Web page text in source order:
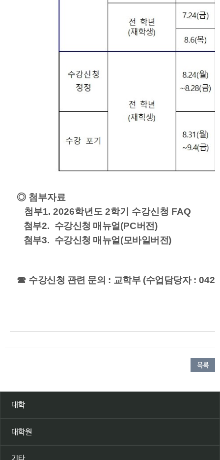
◎ 첨부자료
첨부1. 2026학년도 2학기 수강신청 FAQ
첨부2. 수강신청 매뉴얼(PC버전)
첨부3. 수강신청 매뉴얼(모바일버전)
☎ 수강신청 관련 문의 : 교학부 (수업담당자:
목록
대학
대학원